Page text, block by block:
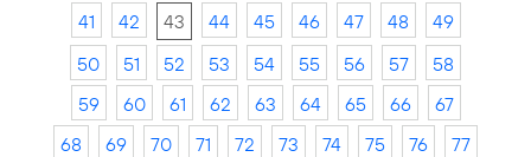
41
42 43 44 45 46 47 48
49
50
51 52 53 54 55 56 57
58
59
60 61 62 63 64 65 66
67
68
69 70 71 72 73 74 75 76
77